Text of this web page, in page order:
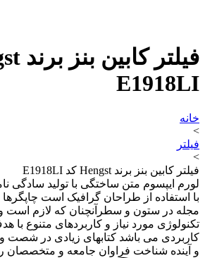
E1918LI
خانه
>
فیلتر
>
فیلتر کابین بنز برند Hengst کد E1918LI
لورم ایپسوم متن ساختگی با تولید سادگی
با استفاده از طراحان گرافیک است چاپگرها
مجله در ستون و سطرآنچنان که لازم است
تکنولوژی مورد نیاز و کاربردهای متنوع با
کاربردی می باشد کتابهای زیادی در
و آینده شناخت فراوان جامعه و متخصصان